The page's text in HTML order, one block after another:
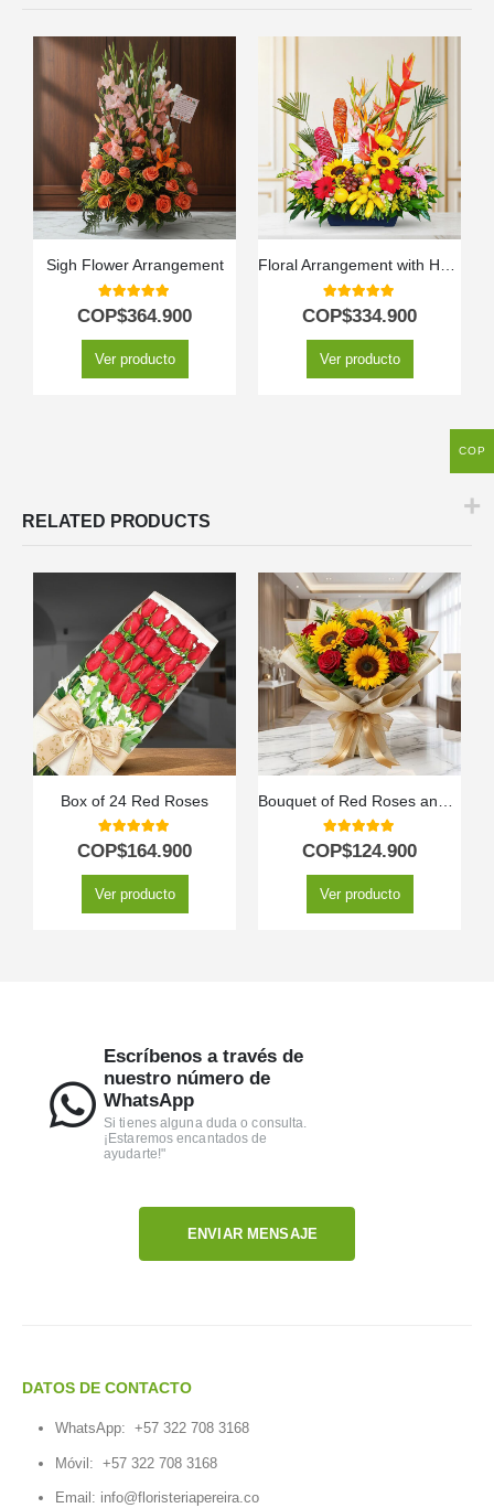
Sigh Flower Arrangement
5.00out of 5
COP$364.900
Ver producto
5.00out of 5
COP$334.900
Ver producto
RELATED PRODUCTS
Box of 24 Red Roses
5.00out of 5
COP$164.900
Ver producto
5.00out of 5
COP$124.900
Ver producto
Escríbenos a través de
nuestro número de
WhatsApp
Si tienes alguna duda o consulta.
¡Estaremos encantados de
ayudarte!"
ENVIAR MENSAJE
DATOS DE CONTACTO
WhatsApp: +57 322 708 3168
Móvil: +57 322 708 3168
Email: info@floristeriapereira.co
COP